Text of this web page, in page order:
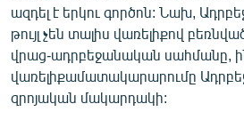
ՀԵՏԵՎԵՔ ՄԵԶ
ազդել է երկու գործոն: Նախ,
թույլ չեն տալիս վառելիքով
վրաց-ադրբեջանական սահմանը,
վառելիքամատակարարումը
զրոյական մակարդակի: